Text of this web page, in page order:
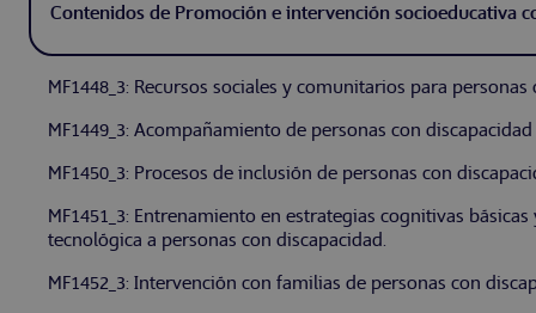
Contenidos de Promoción e intervención socioeducativa
MF1448_3: Recursos sociales y comunitarios para
MF1449_3: Acompañamiento de personas con
MF1450_3: Procesos de inclusión de personas con
MF1451_3: Entrenamiento en estrategias cognitivas
tecnológica a personas con discapacidad.
MF1452_3: Intervención con familias de personas con